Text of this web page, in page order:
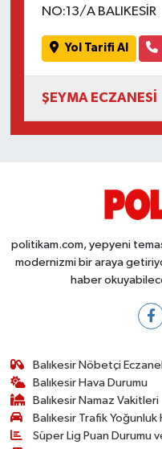
NO:13/A BALIKESİR
Yol Tarifi Al
ŞEYMA ECZANESİ
politikam.com, yepyeni
modernizmi bir araya
haber
Balıkesir Nöbetçi
Balıkesir Hava Durumu
Balıkesir Namaz Vakitleri
Balıkesir Trafik Yoğunluk
Süper Lig Puan Durumu
SPOR
SÜRMANŞET
Susurluk
TÜRKİYE
VİZYONDAKİLER